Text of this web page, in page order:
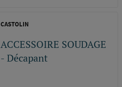
CASTOLIN
ACCESSOIRE SOUDAGE
- Décapant